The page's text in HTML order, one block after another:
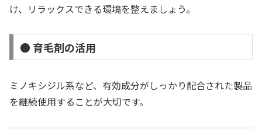
け、リラックスできる環境を整えましょう。
● 育毛剤の活用
ミノキシジル系など、有効成分がしっかり配合された製品
を継続使用することが大切です。